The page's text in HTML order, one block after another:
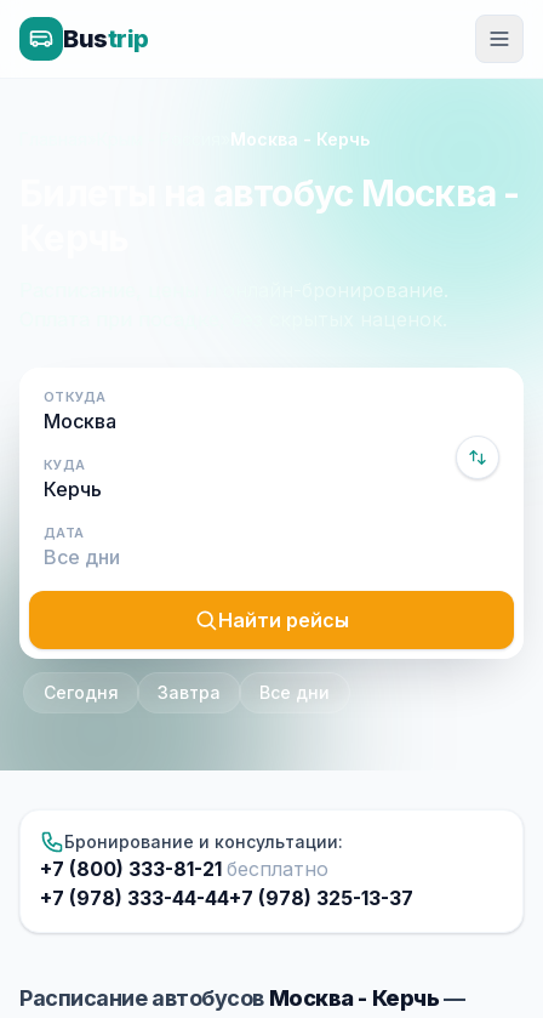
Bustrip
Москва - Керчь
Билеты на автобус Москва -
Расписание, цены и онлайн-бронирование.
Оплата при посадке, без скрытых наценок.
ОТКУДА
КУДА
ДАТА
Найти рейсы
Сегодня Завтра Все дни
Бронирование и консультации:
+7 (800) 333-81-21 бесплатно
+7 (978) 333-44-44+7 (978) 325-13-37
Расписание автобусов Москва - Керчь—